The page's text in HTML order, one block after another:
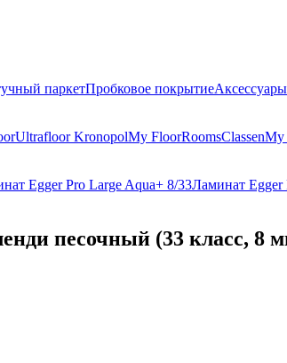
паркетПробковое покрытиеАксессуары
UltrafloorKronopolMy FloorRoomsClassenMy
Egger Pro Large Aqua+ 8/33Ламинат Egger
песочный (33 класс, 8